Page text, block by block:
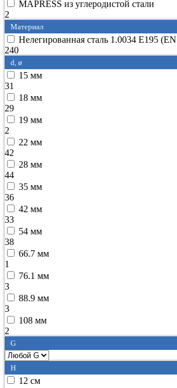
MAPRESS из углеродистой стали
2
Материал
Нелегированная сталь 1.0034 E195
240
d, ø
15 мм
31
18 мм
29
19 мм
2
22 мм
42
28 мм
44
35 мм
36
42 мм
33
54 мм
38
66.7 мм
1
76.1 мм
3
88.9 мм
3
108 мм
2
G
H
12 см